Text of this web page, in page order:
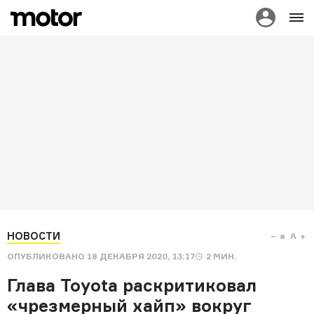
НОВОСТИ
ОПУБЛИКОВАНО 18 ДЕКАБРЯ 2020, 13:17 2 МИН.
a A
Глава Toyota раскритиковал
«чрезмерный хайп» вокруг